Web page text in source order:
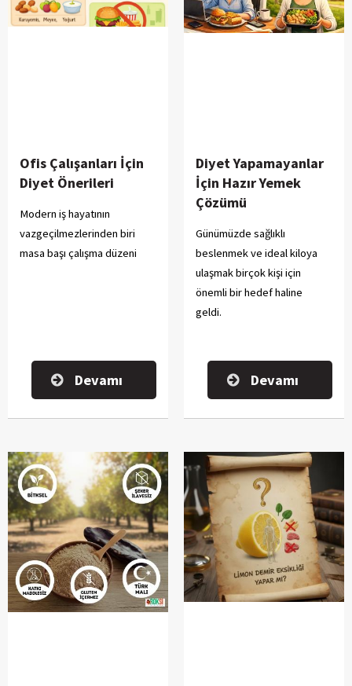
Ofis Çalışanları İçin
Diyet Önerileri
Modern iş hayatının
vazgeçilmezlerinden biri
masa başı çalışma düzeni
Devamı
Diyet Yapamayanlar
İçin Hazır Yemek
Çözümü
Günümüzde sağlıklı
beslenmek ve ideal kiloya
ulaşmak birçok kişi için
önemli bir hedef haline
geldi.
Devamı